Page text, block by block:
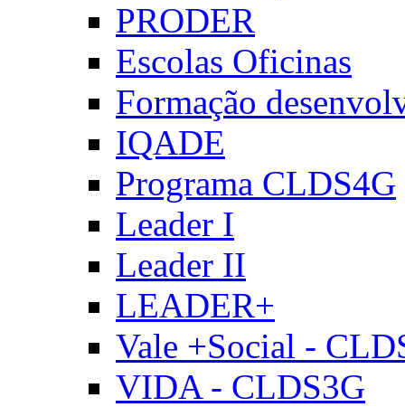
PRODER
Escolas Oficinas
Formação
IQADE
Programa CLDS4G
Leader I
Leader II
LEADER+
Vale +Social -
VIDA - CLDS3G